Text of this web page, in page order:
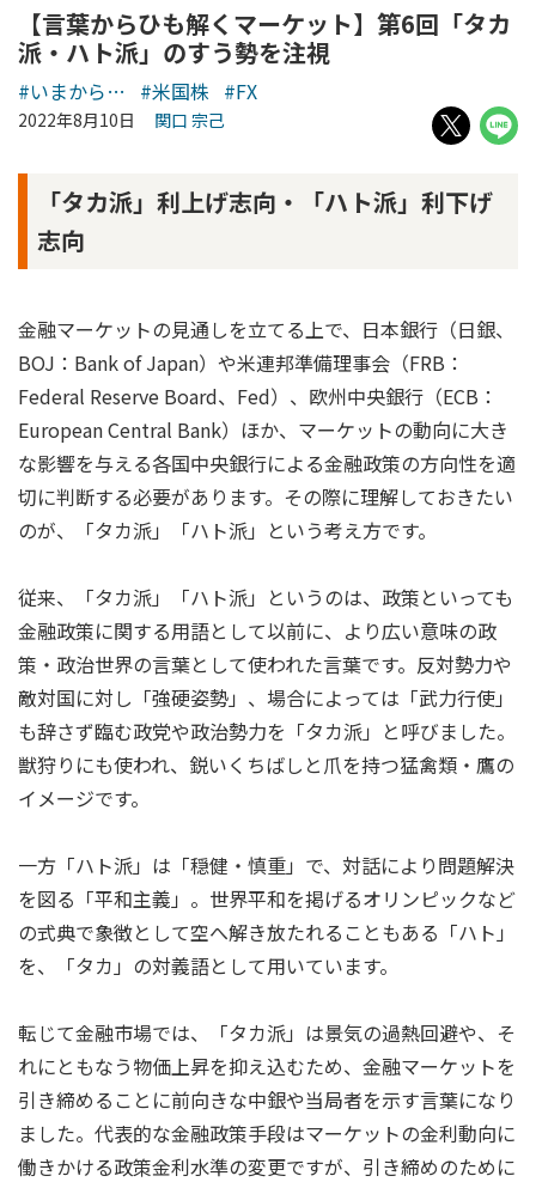
【言葉からひも解くマーケット】第6回「タカ
派・ハト派」のすう勢を注視
#いまから… #米国株 #FX
2022年8月10日 関口 宗己
「タカ派」利上げ志向・「ハト派」利下げ
志向
金融マーケットの見通しを立てる上で、日本銀行（日銀、
BOJ：Bank of Japan）や米連邦準備理事会（FRB：
Federal Reserve Board、Fed）、欧州中央銀行（ECB：
European Central Bank）ほか、マーケットの動向に大き
な影響を与える各国中央銀行による金融政策の方向性を適
切に判断する必要があります。その際に理解しておきたい
のが、「タカ派」「ハト派」という考え方です。
従来、「タカ派」「ハト派」というのは、政策といっても
金融政策に関する用語として以前に、より広い意味の政
策・政治世界の言葉として使われた言葉です。反対勢力や
敵対国に対し「強硬姿勢」、場合によっては「武力行使」
も辞さず臨む政党や政治勢力を「タカ派」と呼びました。
獣狩りにも使われ、鋭いくちばしと爪を持つ猛禽類・鷹の
イメージです。
一方「ハト派」は「穏健・慎重」で、対話により問題解決
を図る「平和主義」。世界平和を掲げるオリンピックなど
の式典で象徴として空へ解き放たれることもある「ハト」
を、「タカ」の対義語として用いています。
転じて金融市場では、「タカ派」は景気の過熱回避や、そ
れにともなう物価上昇を抑え込むため、金融マーケットを
引き締めることに前向きな中銀や当局者を示す言葉になり
ました。代表的な金融政策手段はマーケットの金利動向に
働きかける政策金利水準の変更ですが、引き締めのために